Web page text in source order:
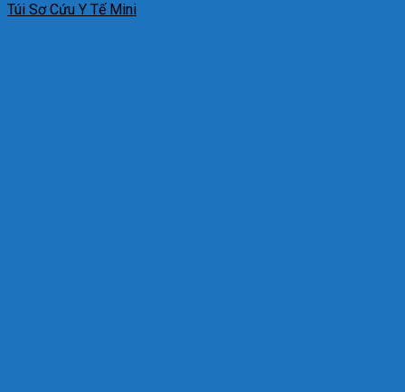
Túi Sơ Cứu Y Tế Mini